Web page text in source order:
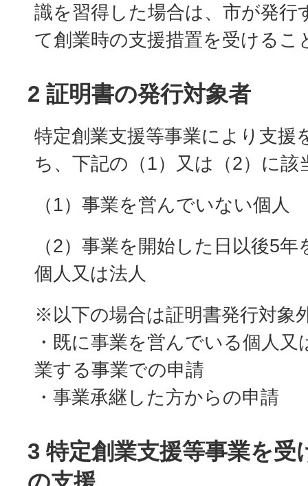
識を習得した場合は、市が発行
て創業時の支援措置を受けるこ
2 証明書の発行対象者
特定創業支援等事業により支援
ち、下記の（1）又は（2）に該
（1）事業を営んでいない個人
（2）事業を開始した日以後5
個人又は法人
※以下の場合は証明書発行対象
・既に事業を営んでいる個人
業する事業での申請
・事業承継した方からの申請
3 特定創業支援等事業を受